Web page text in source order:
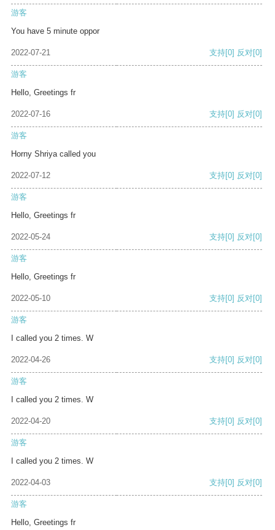
游客
You have 5 minute oppor
2022-07-21 支持[0] 反对[0]
游客
Hello, Greetings fr
2022-07-16 支持[0] 反对[0]
游客
Horny Shriya called you
2022-07-12 支持[0] 反对[0]
游客
Hello, Greetings fr
2022-05-24 支持[0] 反对[0]
游客
Hello, Greetings fr
2022-05-10 支持[0] 反对[0]
游客
I called you 2 times. W
2022-04-26 支持[0] 反对[0]
游客
I called you 2 times. W
2022-04-20 支持[0] 反对[0]
游客
I called you 2 times. W
2022-04-03 支持[0] 反对[0]
游客
Hello, Greetings fr